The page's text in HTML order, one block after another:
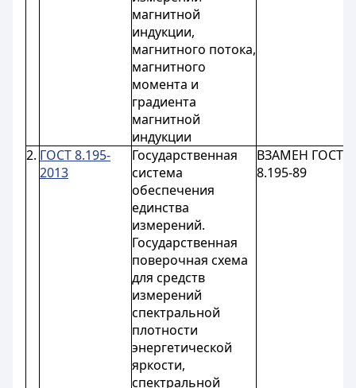
магнитной
индукции,
магнитного потока,
магнитного
момента и
градиента
магнитной
индукции
2. ГОСТ 8.195-
2013
Государственная
система
обеспечения
единства
измерений.
Государственная
поверочная схема
для средств
измерений
спектральной
плотности
энергетической
яркости,
спектральной
ВЗАМЕН ГОСТ
8.195-89